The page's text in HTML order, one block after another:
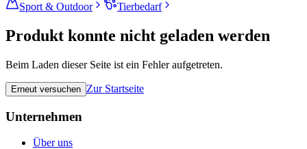
Sport & Outdoor
Tierbedarf
Produkt konnte nicht geladen werden
Beim Laden dieser Seite ist ein Fehler aufgetreten.
Erneut versuchen Zur Startseite
Unternehmen
Über uns